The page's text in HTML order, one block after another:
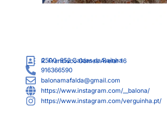
R. Francisco Gomes Avelar 16
2500-852 Caldas da Rainha
916366590
balonamafalda@gmail.com
https://www.instagram.com/__balona/
https://www.instagram.com/verguinha.pt/